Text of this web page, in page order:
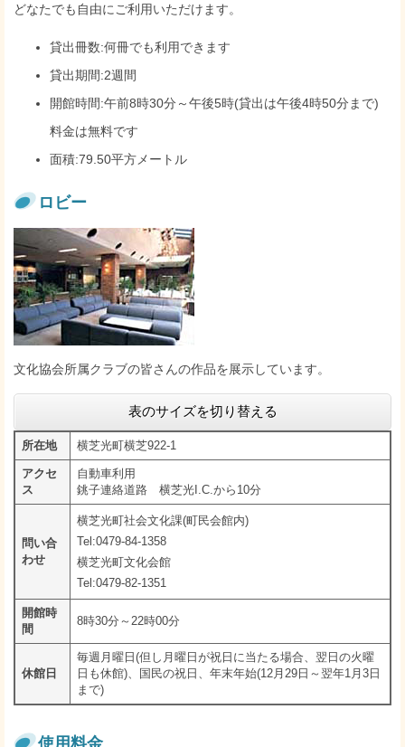
どなたでも自由にご利用いただけます。
貸出冊数:何冊でも利用できます
貸出期間:2週間
開館時間:午前8時30分～午後5時(貸出は午後4時50分まで)
料金は無料です
面積:79.50平方メートル
ロビー
文化協会所属クラブの皆さんの作品を展示しています。
表のサイズを切り替える
所在地 横芝光町横芝922-1
アクセ
ス
自動車利用
銚子連絡道路 横芝光I.C.から10分
問い合
わせ
横芝光町社会文化課(町民会館内)
Tel:0479-84-1358
横芝光町文化会館
Tel:0479-82-1351
開館時
間
8時30分～22時00分
休館日
毎週月曜日(但し月曜日が祝日に当たる場合、翌日の火曜
日も休館)、国民の祝日、年末年始(12月29日～翌年1月3日
まで)
使用料金